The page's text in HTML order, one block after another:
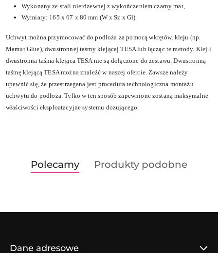
Wykonany ze stali nierdzewnej z wykończeniem czarny mat,
Wymiary: 165 x 67 x 80 mm (W x Sz x Gł).
Uchwyt można przymocować do podłoża za pomocą wkrętów, kleju (np.
Mamut Glue), dwustronnej taśmy klejącej TESA lub łącząc te metody. Klej i
dwustronna taśma klejąca TESA nie są dołączone do zestawu. Dwustronną
taśmę klejącą TESA można znaleźć w naszej ofercie. Zawsze należy
upewnić się, że przestrzegana jest procedura technologiczna montażu
uchwytu do podłoża. Tylko w ten sposób zapewnione zostaną maksymalne
właściwości eksploatacyjne systemu dozującego.
Pomiń karuzelę produktów
Produkty
o
Polecamy
Produkty
Produkty podobne
Dane adresowe